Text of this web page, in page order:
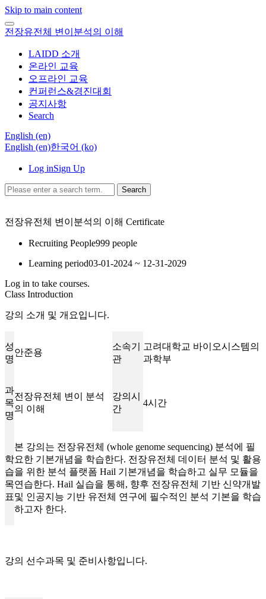
Skip to main content
전장유전체 변이분석의 이해
LAIDD 소개
온라인 교육
오프라인 교육
컨퍼런스&경진대회
공지사항
Search
English ‎(en)‎
English ‎(en)‎한국어 ‎(ko)‎
Log inSign Up
Search
전장유전체 변이분석의 이해 Certificate
Recruiting People999 people
Learning period03-01-2024 ~ 12-31-2029
Log in to take courses.
Class Introduction
강의 소개 및 개요입니다.
성
명
안준용
소속기
관
고려대학교 바이오시스템의
과학부
과
목
명
전장유전체 변이 분석
의 이해
강의시
간
4시간
학
습
목
표
본 강의는 전장유전체 (whole genome sequencing) 분석에 필
요한 기본개념을 학습한다. 전장유전체 데이터 분석 및 활용
을 위한 분석 플랫폼 Hail 기본개념을 학습하고 실무 모듈을
연습한다. Hail 실습을 통해, 향후 전장유전체 기반 신약개발
및 인공지능 기반 유전체 연구에 필수적인 분석 기본을 학습
하고자 한다.
강의 선수과목 및 준비사항입니다.